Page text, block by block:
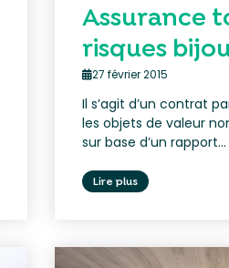
Assurance
risques
27 février 2015
Il s’agit d’un contrat
les objets de valeur
sur base d’un rapport...
Lire plus